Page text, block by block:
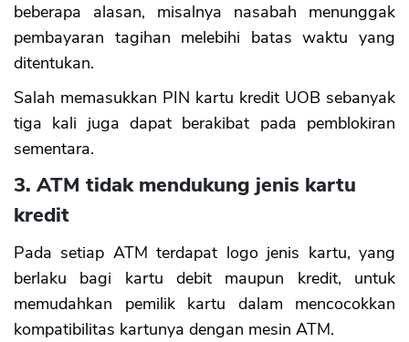
beberapa alasan, misalnya nasabah menunggak
pembayaran tagihan melebihi batas waktu yang
ditentukan.
Salah memasukkan PIN kartu kredit UOB sebanyak
tiga kali juga dapat berakibat pada pemblokiran
sementara.
3. ATM tidak mendukung jenis kartu
kredit
Pada setiap ATM terdapat logo jenis kartu, yang
berlaku bagi kartu debit maupun kredit, untuk
memudahkan pemilik kartu dalam mencocokkan
kompatibilitas kartunya dengan mesin ATM.